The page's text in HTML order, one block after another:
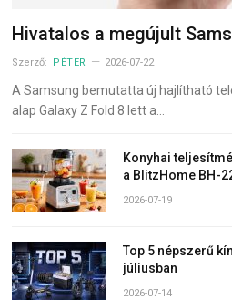
Hivatalos a megújult
Szerző: PÉTER 2026-07-22
A Samsung bemutatta új hajlítható
alap Galaxy Z Fold 8 lett a…
Konyhai
a BlitzHome BH-
2026-07-19
Top 5 népszerű
júliusban
2026-07-14